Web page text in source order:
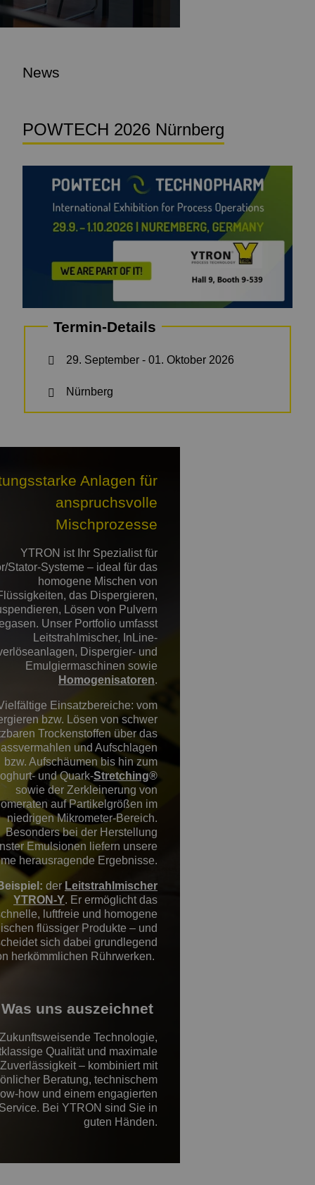
News
POWTECH 2026 Nürnberg
Termin-Details
29. September - 01. Oktober 2026
Nürnberg
Anlagen für
anspruchsvolle
Mischprozesse
YTRON ist Ihr Spezialist für
Stator-Systeme – ideal für das
homogene Mischen von
das Dispergieren,
Lösen von Pulvern
Unser Portfolio umfasst
Leitstrahlmischer, InLine-
Dispergier- und
Emulgiermaschinen sowie
Homogenisatoren.
Einsatzbereiche: vom
bzw. Lösen von schwer
Trockenstoffen über das
und Aufschlagen
bzw. Aufschäumen bis hin zum
und Quark-Stretching®
sowie der Zerkleinerung von
auf Partikelgrößen im
niedrigen Mikrometer-Bereich.
Besonders bei der Herstellung
Emulsionen liefern unsere
herausragende Ergebnisse.
der Leitstrahlmischer
YTRON-Y. Er ermöglicht das
luftfreie und homogene
flüssiger Produkte – und
sich dabei grundlegend
herkömmlichen Rührwerken.
Was uns auszeichnet
Zukunftsweisende Technologie,
Qualität und maximale
Zuverlässigkeit – kombiniert mit
Beratung, technischem
how und einem engagierten
Bei YTRON sind Sie in
guten Händen.